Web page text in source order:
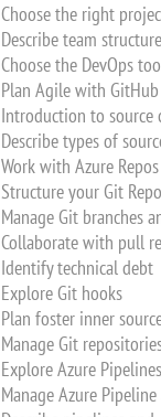
Choose the right
Describe team
Choose the DevOps
Plan Agile with
Introduction to source
Describe types of
Work with Azure
Structure your Git Repo
Manage Git branches
Collaborate with pull
Identify technical debt
Explore Git hooks
Plan foster inner
Manage Git
Explore Azure Pipelines
Manage Azure